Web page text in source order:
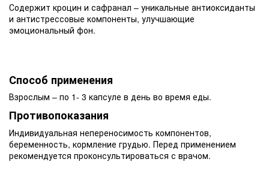
Содержит кроцин и сафранал – уникальные антиоксиданты
и антистрессовые компоненты, улучшающие
эмоциональный фон.
Способ применения
Взрослым – по 1- 3 капсуле в день во время еды.
Противопоказания
Индивидуальная непереносимость компонентов,
беременность, кормление грудью. Перед применением
рекомендуется проконсультироваться с врачом.